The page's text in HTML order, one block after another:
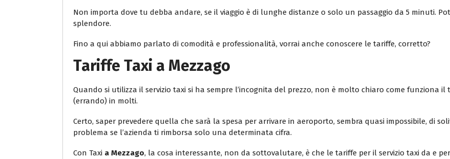
Non importa dove tu debba andare, se il viaggio è di lunghe distanze o solo un passaggio da 5 minuti.
splendore.
Fino a qui abbiamo parlato di comodità e professionalità, vorrai anche conoscere le tariffe, corretto?
Tariffe Taxi a Mezzago
Quando si utilizza il servizio taxi si ha sempre l’incognita del prezzo, non è molto chiaro come funziona
(errando) in molti.
Certo, saper prevedere quella che sarà la spesa per arrivare in aeroporto, sembra quasi impossibile, di
problema se l’azienda ti rimborsa solo una determinata cifra.
Con Taxi a Mezzago, la cosa interessante, non da sottovalutare, è che le tariffe per il servizio taxi da e